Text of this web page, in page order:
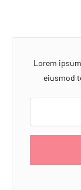
Lorem
eiusmod